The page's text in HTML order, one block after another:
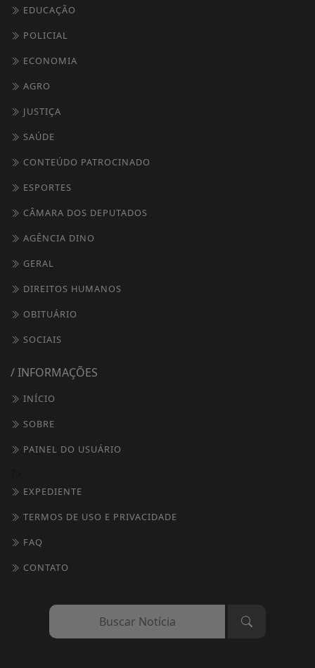
EDUCAÇÃO
POLICIAL
ECONOMIA
AGRO
JUSTIÇA
SAÚDE
CONTEÚDO PATROCINADO
ESPORTES
CÂMARA DOS DEPUTADOS
AGÊNCIA DINO
GERAL
DIREITOS HUMANOS
OBITUÁRIO
SOCIAIS
/ INFORMAÇÕES
INÍCIO
SOBRE
PAINEL DO USUÁRIO
EXPEDIENTE
TERMOS DE USO E PRIVACIDADE
FAQ
CONTATO